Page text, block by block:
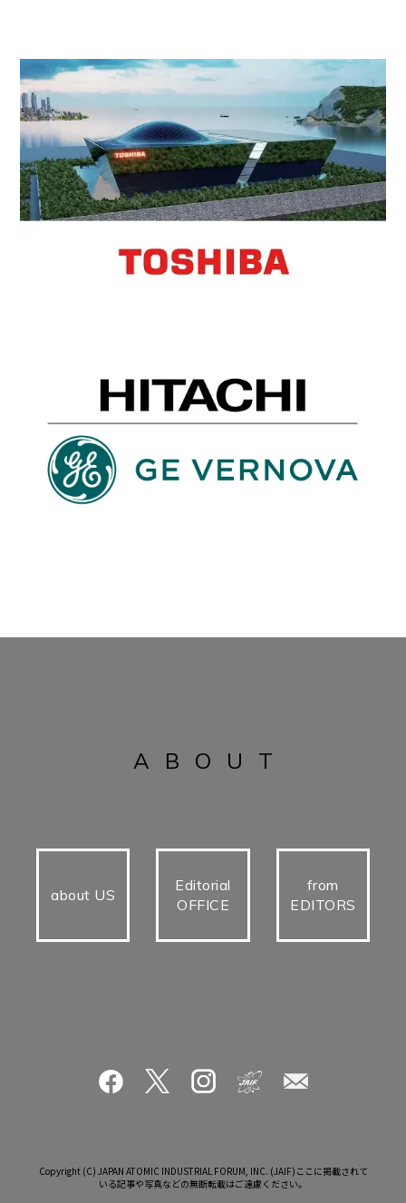
ABOUT
about US
Editorial
OFFICE
from
EDITORS
Copyright (C) JAPAN ATOMIC INDUSTRIAL FORUM, INC. (JAIF)ここに掲載されて
いる記事や写真などの無断転載はご遠慮ください。